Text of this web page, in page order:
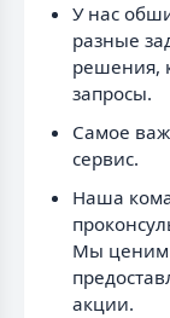
У нас
разные
решения,
запросы.
Самое
сервис.
Наша
Мы ценим
акции.